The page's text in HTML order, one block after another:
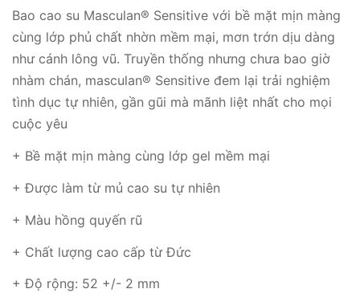
Bao cao su Masculan® Sensitive với bề mặt mịn màng
cùng lớp phủ chất nhờn mềm mại, mơn trớn dịu dàng
như cánh lông vũ. Truyền thống nhưng chưa bao giờ
nhàm chán, masculan® Sensitive đem lại trải nghiệm
tình dục tự nhiên, gần gũi mà mãnh liệt nhất cho mọi
cuộc yêu
+ Bề mặt mịn màng cùng lớp gel mềm mại
+ Được làm từ mủ cao su tự nhiên
+ Màu hồng quyến rũ
+ Chất lượng cao cấp từ Đức
+ Độ rộng: 52 +/- 2 mm